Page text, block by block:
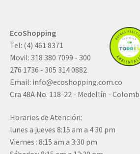
EcoShopping
Tel: (4) 461 8371
Movil: 318 380 7099 - 300
276 1736 - 305 314 0882
Email: info@ecoshopping.com.co
Cra 48A No. 118-22 - Medellín -
Horarios de Atención:
lunes a jueves 8:15 am a 4:30 pm
Viernes : 8:15 am a 3:30 pm